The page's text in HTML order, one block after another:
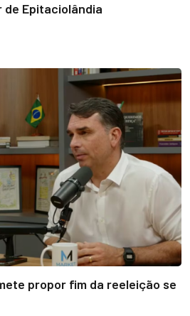
de Epitaciolândia
propor fim da reeleição se